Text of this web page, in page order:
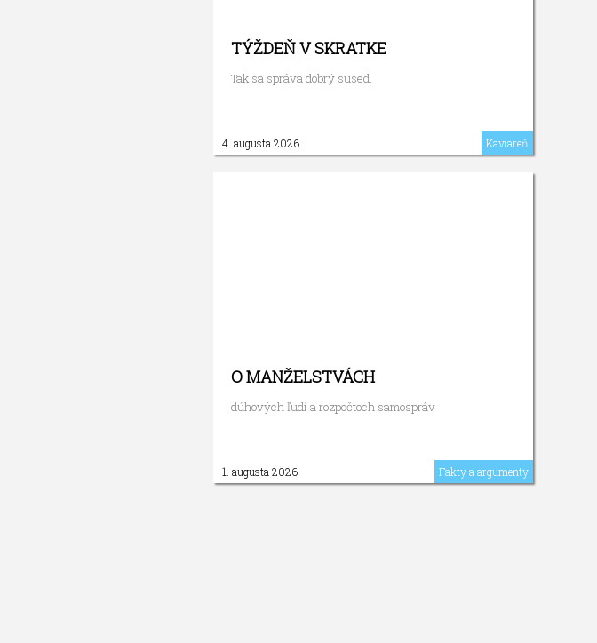
TÝŽDEŇ V SKRATKE
Tak sa správa dobrý sused.
4. augusta 2026 Kaviareň
O MANŽELSTVÁCH
dúhových ľudí a rozpočtoch samospráv
1. augusta 2026 Fakty a argumenty